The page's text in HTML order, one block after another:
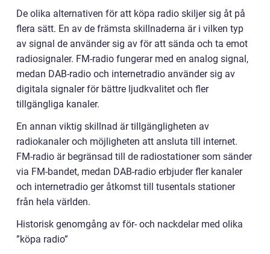
De olika alternativen för att köpa radio skiljer sig åt på
flera sätt. En av de främsta skillnaderna är i vilken typ
av signal de använder sig av för att sända och ta emot
radiosignaler. FM-radio fungerar med en analog signal,
medan DAB-radio och internetradio använder sig av
digitala signaler för bättre ljudkvalitet och fler
tillgängliga kanaler.
En annan viktig skillnad är tillgängligheten av
radiokanaler och möjligheten att ansluta till internet.
FM-radio är begränsad till de radiostationer som sänder
via FM-bandet, medan DAB-radio erbjuder fler kanaler
och internetradio ger åtkomst till tusentals stationer
från hela världen.
Historisk genomgång av för- och nackdelar med olika
”köpa radio”